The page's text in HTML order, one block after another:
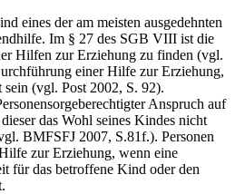
eines der am meisten ausgedehnten
Im § 27 des SGB VIII ist die
Hilfen zur Erziehung zu finden (vgl.
einer Hilfe zur Erziehung,
(vgl. Post 2002, S. 92).
Anspruch auf
das Wohl seines Kindes nicht
BMFSFJ 2007, S.81f.). Personen
zur Erziehung, wenn eine
für das betroffene Kind oder den